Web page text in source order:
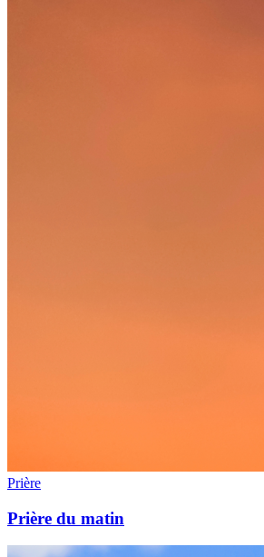
Prière
Prière du matin